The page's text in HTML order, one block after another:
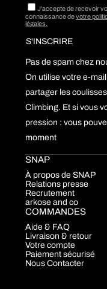
J'accepte de recevoir
connaissance devotre
légales.
Pas de spam chez
On utilise votre e-
partager les
Climbing. Et si vous
pression : vous
moment
SNAP
À propos de SNAP
Relations presse
Recrutement
arkose and co
COMMANDES
Aide & FAQ
Livraison & retour
Votre compte
Paiement sécurisé
Nous Contacter